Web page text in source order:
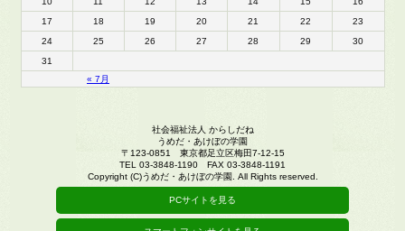
« 7月
17
18 19 20 21 22
23
24
25 26 27 28 29
30
31
社会福祉法人 からしだね
うめだ・あけぼの学園
〒123-0851 東京都足立区梅田7-12-15
TEL 03-3848-1190 FAX 03-3848-1191
Copyright (C)うめだ・あけぼの学園. All Rights reserved.
PCサイトを見る